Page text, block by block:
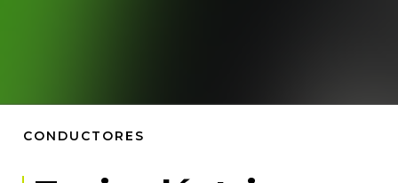
CONDUCTORES